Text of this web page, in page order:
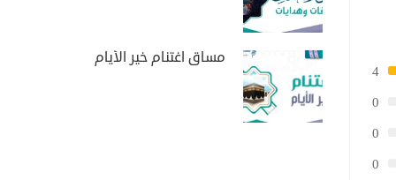
4
0
0
0
مساق اغتنام خير الأيام